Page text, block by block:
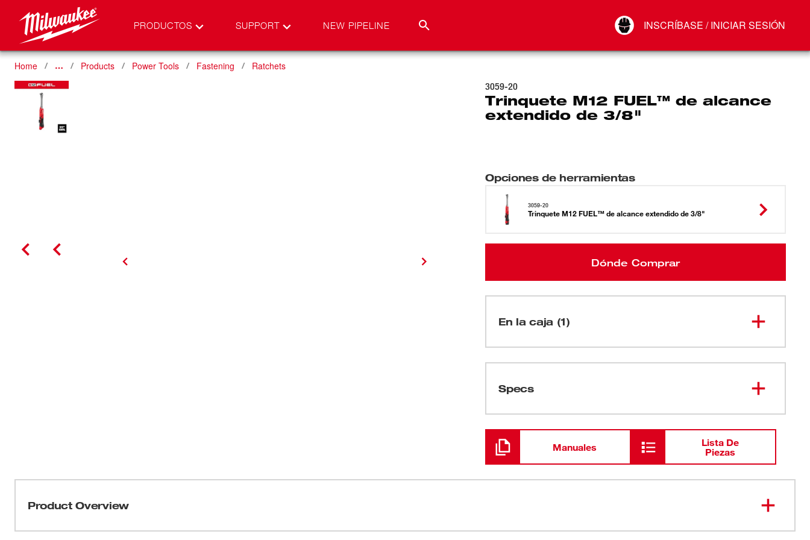
PRODUCTOS SUPPORT NEW PIPELINE INSCRÍBASE / INICIAR SESIÓN
Conectar
Home … Products Power Tools Fastening Ratchets
3059-20
Trinquete M12 FUEL™ de alcance
extendido de 3/8"
Opciones de herramientas
3059-20
Trinquete M12 FUEL™ de alcance extendido de 3/8"
Dónde Comprar
En la caja (1)
Specs
Cargando
Manuales
Lista De
Piezas
Product Overview